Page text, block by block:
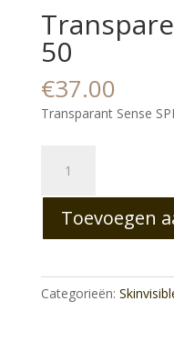
50
€37.00
Transparant Sense
Sense
SPF
aantal
Toevoegen
Categorieën: